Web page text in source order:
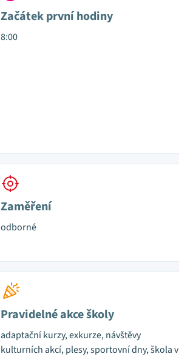
Začátek první hodiny
8:00
Zaměření
odborné
Pravidelné akce školy
adaptační kurzy, exkurze, návštěvy
kulturních akcí, plesy, sportovní dny, škola v